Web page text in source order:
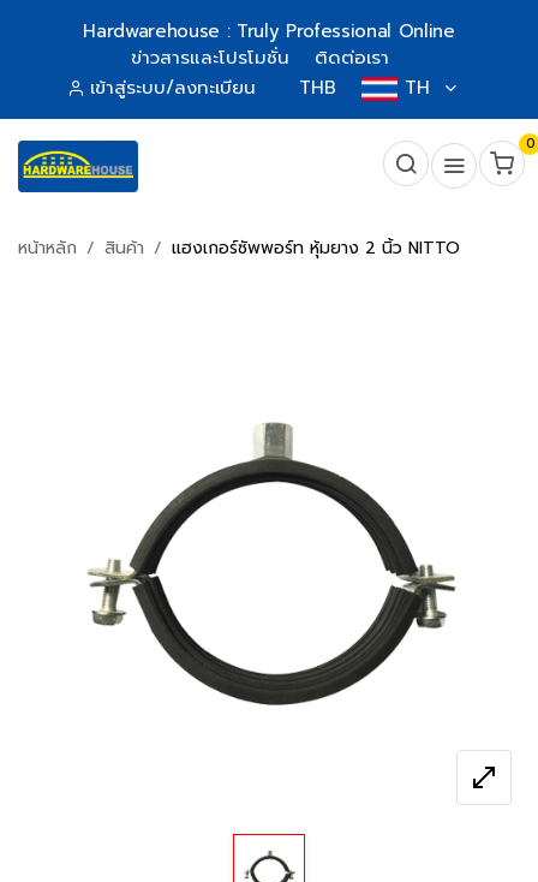
Hardwarehouse : Truly Professional Online
ข่าวสารและโปรโมชั่น
ติดต่อเรา
เข้าสู่ระบบ/ลงทะเบียน
THB TH
0
หน้าหลัก สินค้า แฮงเกอร์ซัพพอร์ท หุ้มยาง 2 นิ้ว NITTO
open_in_full